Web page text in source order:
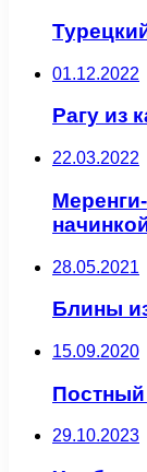
01.12.2022
Рагу из
22.03.2022
28.05.2021
Блины
15.09.2020
29.10.2023